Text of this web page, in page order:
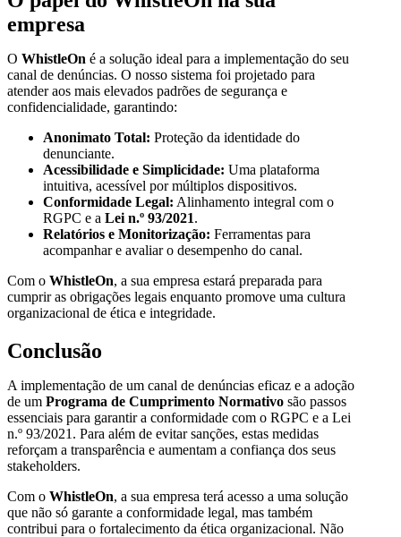
empresa
O WhistleOn é a solução ideal para a implementação do seu
canal de denúncias. O nosso sistema foi projetado para
atender aos mais elevados padrões de segurança e
confidencialidade, garantindo:
Anonimato Total: Proteção da identidade do
denunciante.
Acessibilidade e Simplicidade: Uma plataforma
intuitiva, acessível por múltiplos dispositivos.
Conformidade Legal: Alinhamento integral com o
RGPC e a Lei n.º 93/2021.
Relatórios e Monitorização: Ferramentas para
acompanhar e avaliar o desempenho do canal.
Com o WhistleOn, a sua empresa estará preparada para
cumprir as obrigações legais enquanto promove uma cultura
organizacional de ética e integridade.
Conclusão
A implementação de um canal de denúncias eficaz e a adoção
de um Programa de Cumprimento Normativo são passos
essenciais para garantir a conformidade com o RGPC e a Lei
n.º 93/2021. Para além de evitar sanções, estas medidas
reforçam a transparência e aumentam a confiança dos seus
stakeholders.
Com o WhistleOn, a sua empresa terá acesso a uma solução
que não só garante a conformidade legal, mas também
contribui para o fortalecimento da ética organizacional. Não